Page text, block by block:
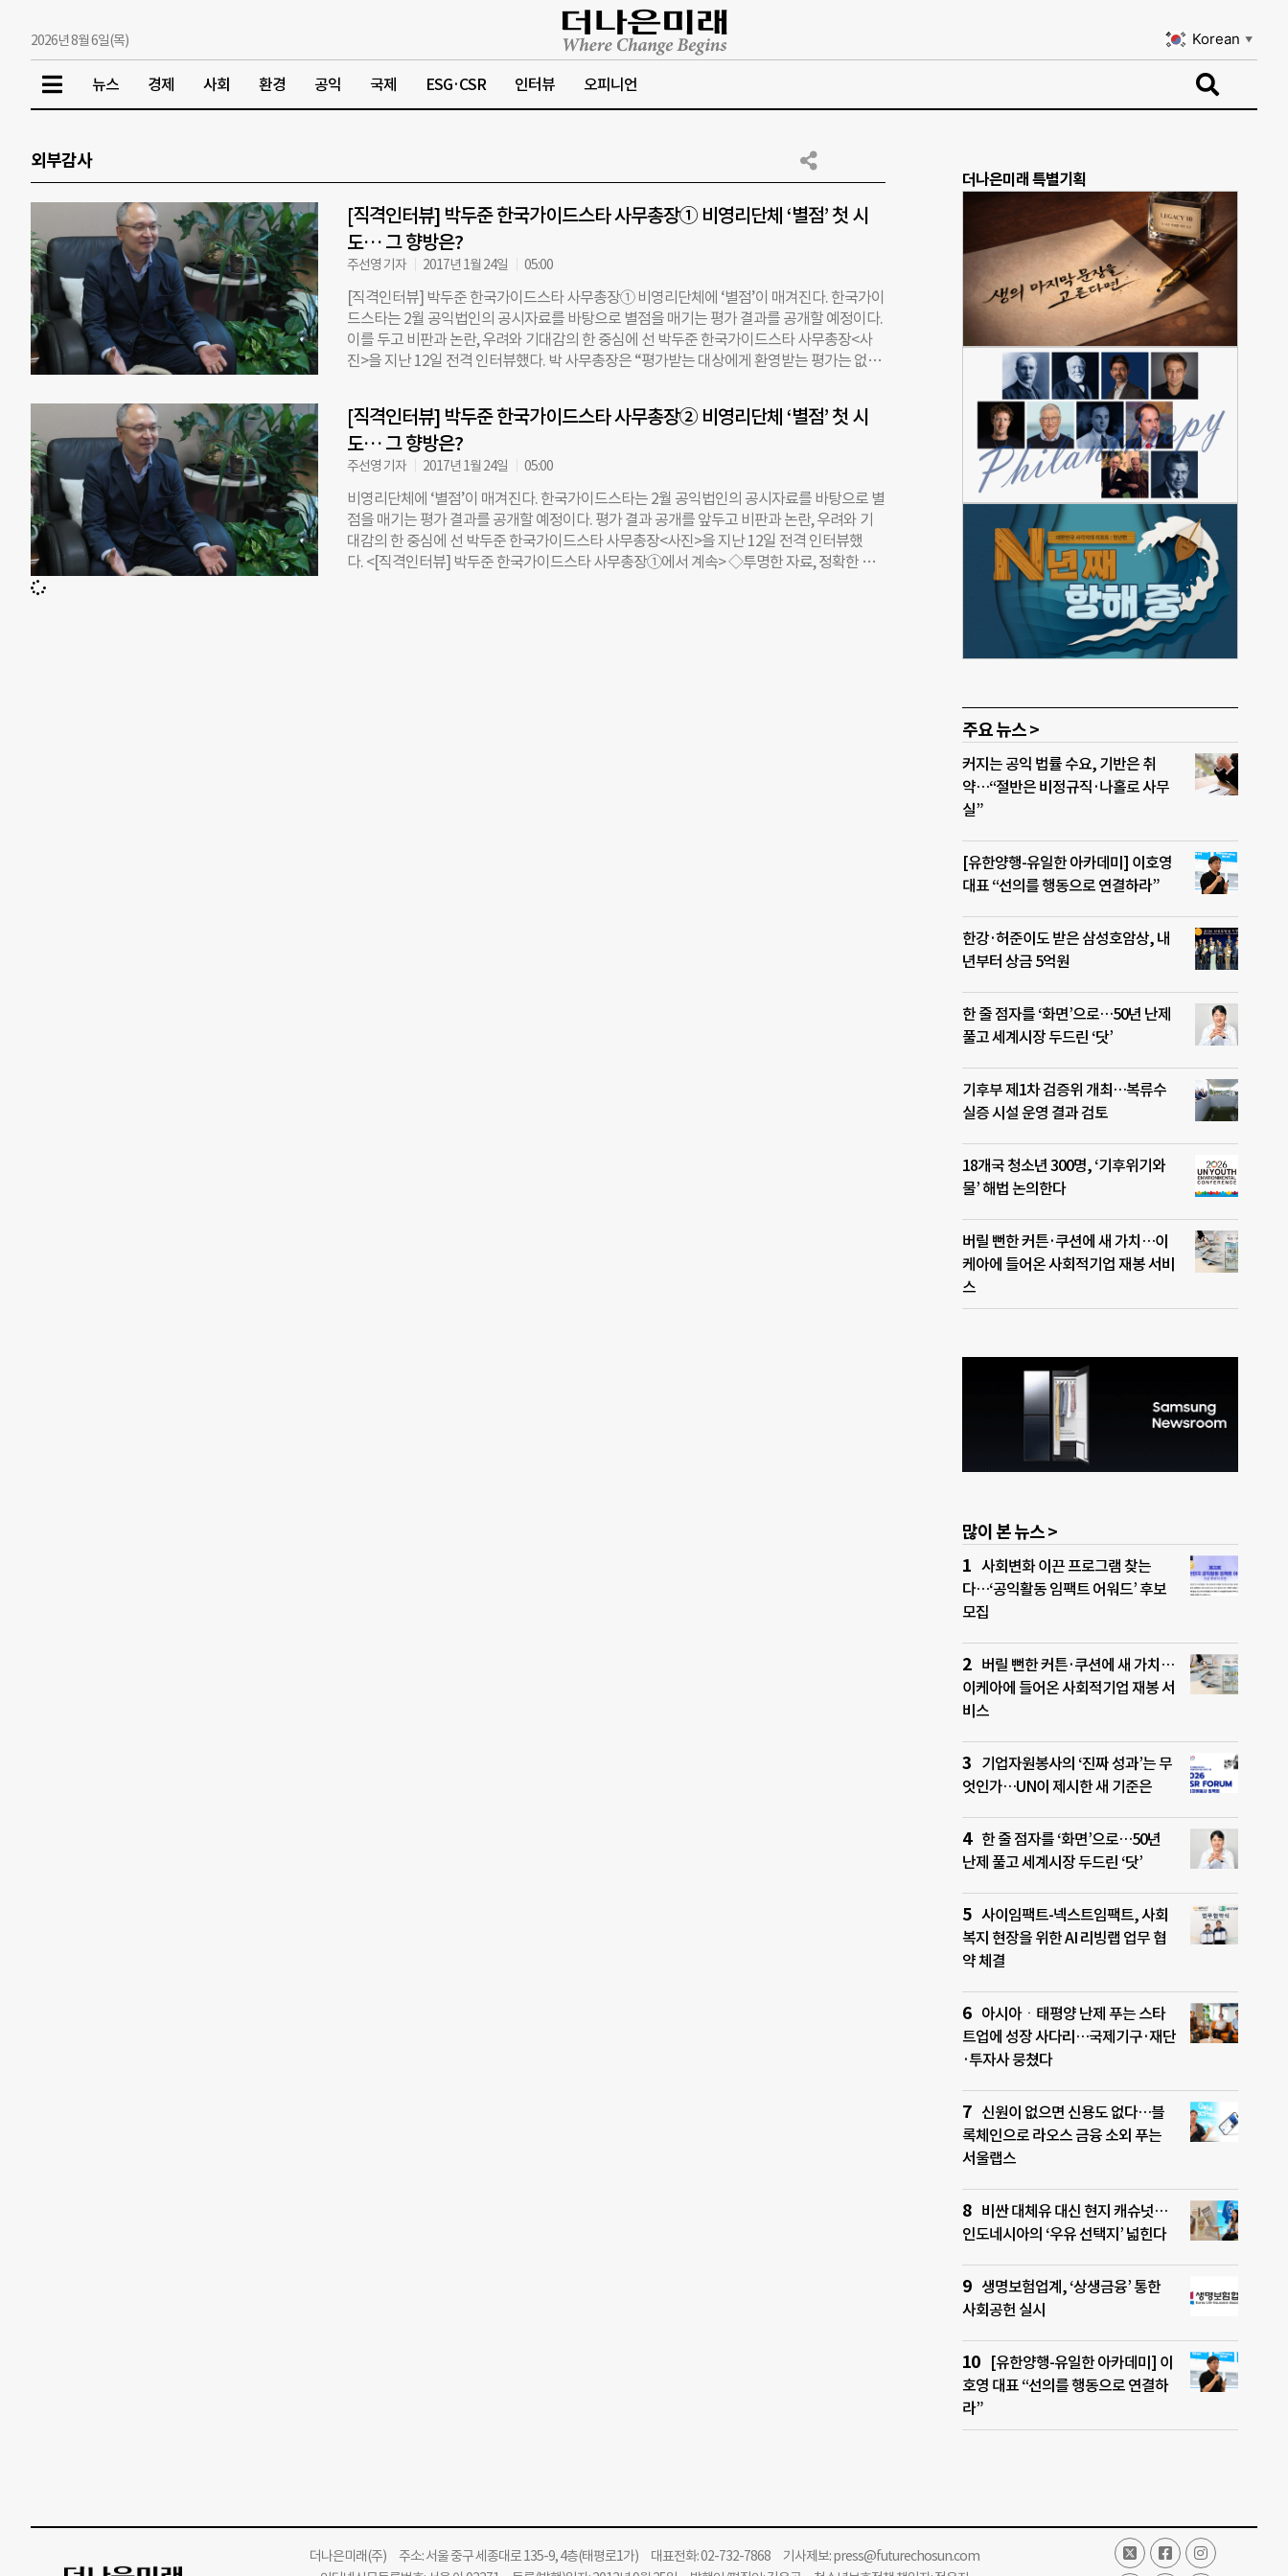
2026년 8월 6일(목) Korean ▼
뉴스 경제 사회 환경 공익 국제 ESG·CSR 인터뷰 오피니언
외부감사
[직격인터뷰] 박두준 한국가이드스타 사무총장① 비영리단체 ‘별점’ 첫 시
도… 그 향방은?
주선영 기자 2017년 1월 24일 05:00
[직격인터뷰] 박두준 한국가이드스타 사무총장① 비영리단체에 ‘별점’이 매겨진다. 한국가이
드스타는 2월 공익법인의 공시자료를 바탕으로 별점을 매기는 평가 결과를 공개할 예정이다.
이를 두고 비판과 논란, 우려와 기대감의 한 중심에 선 박두준 한국가이드스타 사무총장<사
진>을 지난 12일 전격 인터뷰했다. 박 사무총장은 “평가받는 대상에게 환영받는 평가는 없
내비게이터처럼 비영리 공익법인 평가에 별점을 매기는 것에 대해 우려의 목소리가 크다. 계
속 밀어붙이는 이유가 무엇인가. 2015년 미국에서 암 환자를 지원하는 큰 규모의 비영리단체
4곳의 대표가 구속당하고 단체는 청산됐다. (관련기사 1, 관련기사 2) 내부에서 돈을 유용하
고 목적 사업에 제대로 쓰지 않았다는 게 드러났기 때문이다. 우리나라에서도 언제든지 일어
날 수 있는 일이다. 비영리조직은 기부금을 받는다. 돈을 잘 써서 사회 변화를 만들어내야 할
책임이 있다. 이 돈을 어떻게 쓰는지 공개하고 소통하는 건 당연하다. ‘믿고 맡겨라’는 방식으
로는 더는 안 된다. 자정 작용으로 바뀔 수 없다면 외부 충격요법도 필요하다. ◇엉성한 공시
로 평가 유보된 단체 많아 한국가이드스타에서 평가한 공익법인 수는 총 889개. 국세청에 결
산서류를 공시한 8585개(사업연도 2015년) 공익법인 중 기부금이 3000만원 미만이거나
[직격인터뷰] 박두준 한국가이드스타 사무총장② 비영리단체 ‘별점’ 첫 시
도… 그 향방은?
주선영 기자 2017년 1월 24일 05:00
비영리단체에 ‘별점’이 매겨진다. 한국가이드스타는 2월 공익법인의 공시자료를 바탕으로 별
점을 매기는 평가 결과를 공개할 예정이다. 평가 결과 공개를 앞두고 비판과 논란, 우려와 기
대감의 한 중심에 선 박두준 한국가이드스타 사무총장<사진>을 지난 12일 전격 인터뷰했
다. <[직격인터뷰] 박두준 한국가이드스타 사무총장①에서 계속> ◇투명한 자료, 정확한 공
더나은미래 특별기획
주요 뉴스 >
커지는 공익 법률 수요, 기반은 취
약…“절반은 비정규직·나홀로 사무
실”
[유한양행-유일한 아카데미] 이호영
대표 “선의를 행동으로 연결하라”
한강·허준이도 받은 삼성호암상, 내
년부터 상금 5억원
한 줄 점자를 ‘화면’으로…50년 난제
풀고 세계시장 두드린 ‘닷’
기후부 제1차 검증위 개최…복류수
실증 시설 운영 결과 검토
18개국 청소년 300명, ‘기후위기와
물’ 해법 논의한다
버릴 뻔한 커튼·쿠션에 새 가치…이
케아에 들어온 사회적기업 재봉 서비
스
많이 본 뉴스 >
사회변화 이끈 프로그램 찾는
다…‘공익활동 임팩트 어워드’ 후보
모집
버릴 뻔한 커튼·쿠션에 새 가치…
이케아에 들어온 사회적기업 재봉 서
비스
기업자원봉사의 ‘진짜 성과’는 무
엇인가…UN이 제시한 새 기준은
한 줄 점자를 ‘화면’으로…50년
난제 풀고 세계시장 두드린 ‘닷’
사이임팩트-넥스트임팩트, 사회
복지 현장을 위한 AI 리빙랩 업무 협
약 체결
아시아ㆍ태평양 난제 푸는 스타
트업에 성장 사다리…국제기구·재단
·투자사 뭉쳤다
신원이 없으면 신용도 없다…블
록체인으로 라오스 금융 소외 푸는
서울랩스
비싼 대체유 대신 현지 캐슈넛…
인도네시아의 ‘우유 선택지’ 넓힌다
생명보험업계, ‘상생금융’ 통한
사회공헌 실시
[유한양행-유일한 아카데미] 이
호영 대표 “선의를 행동으로 연결하
라”
더나은미래(주)주소: 서울 중구 세종대로 135-9, 4층(태평로1가) 대표전화: 02-732-7868 기사제보:press@futurechosun.com